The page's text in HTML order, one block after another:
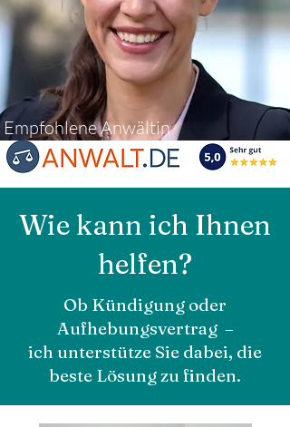
Empfohlene Anwältin
Wie kann ich Ihnen
helfen?
Ob Kündigung oder
Aufhebungsvertrag –
ich unterstütze Sie dabei, die
beste Lösung zu finden.